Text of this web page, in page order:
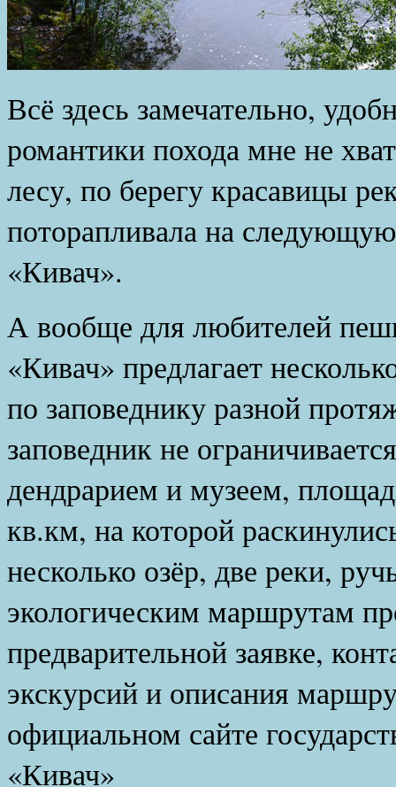
Всё здесь замечательно,
романтики похода мне не
лесу, по берегу красавицы
поторапливала на
«Кивач».
А вообще для любителей
«Кивач» предлагает
по заповеднику разной
заповедник не
дендрарием и музеем,
кв.км, на которой
несколько озёр, две реки,
экологическим маршрутам
предварительной заявке,
экскурсий и описания
официальном сайте
«Кивач»